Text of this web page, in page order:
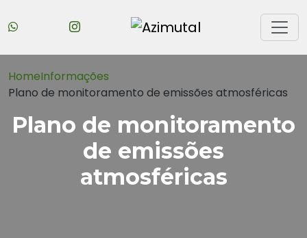
HomeInformações
Plano de monitoramento de emissões atmosféricas
Plano de monitoramento
de emissões
atmosféricas